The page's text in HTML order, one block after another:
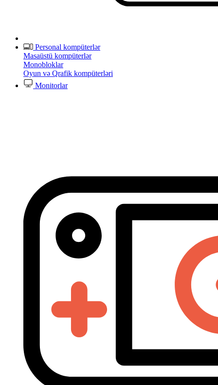
Personal kompüterlər
Masaüstü kompüterlər
Monobloklar
Oyun və Qrafik kompüterləri
Monitorlar